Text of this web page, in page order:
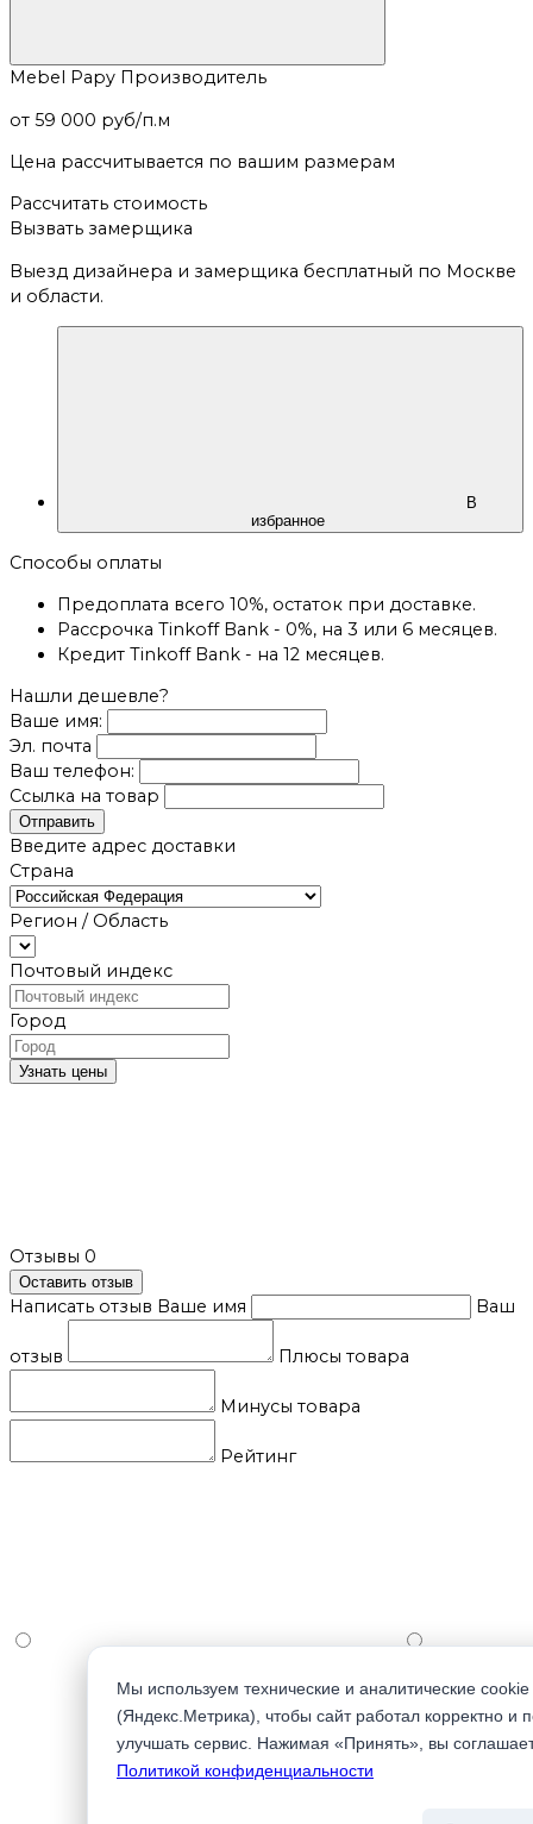
Mebel Papy Производитель
от 59 000 руб/п.м
Цена рассчитывается по вашим размерам
Рассчитать стоимость
Вызвать замерщика
Выезд дизайнера и замерщика бесплатный по Москве
и области.
В
избранное
Способы оплаты
Предоплата всего 10%, остаток при доставке.
Рассрочка Tinkoff Bank - 0%, на 3 или 6 месяцев.
Кредит Tinkoff Bank - на 12 месяцев.
Нашли дешевле?
Ваше имя:
Эл. почта
Ваш телефон:
Ссылка на товар
Отправить
Введите адрес доставки
Страна
Регион / Область
Почтовый индекс
Город
Узнать цены
Отзывы 0
Оставить отзыв
Написать отзыв Ваше имя Ваш
отзыв Плюсы товара
Минусы товара
Рейтинг
Мы используем технические и аналитические cookie
(Яндекс.Метрика), чтобы сайт работал корректно и
улучшать сервис. Нажимая «Принять», вы
Политикой конфиденциальности